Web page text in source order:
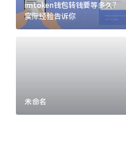
imtoken钱包转钱要等多久？
实际经验告诉你
未命名